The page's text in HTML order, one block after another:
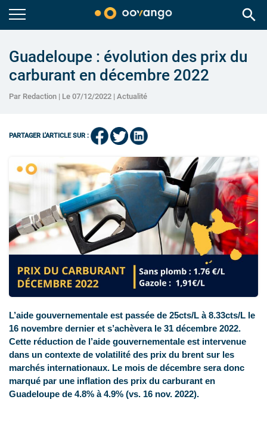
search
Guadeloupe : évolution des prix du
carburant en décembre 2022
Par Redaction | Le 07/12/2022 | Actualité
PARTAGER L'ARTICLE SUR :
L’aide gouvernementale est passée de 25cts/L à 8.33cts/L le
16 novembre dernier et s’achèvera le 31 décembre 2022.
Cette réduction de l’aide gouvernementale est intervenue
dans un contexte de volatilité des prix du brent sur les
marchés internationaux. Le mois de décembre sera donc
marqué par une inflation des prix du carburant en
Guadeloupe de 4.8% à 4.9% (vs. 16 nov. 2022).